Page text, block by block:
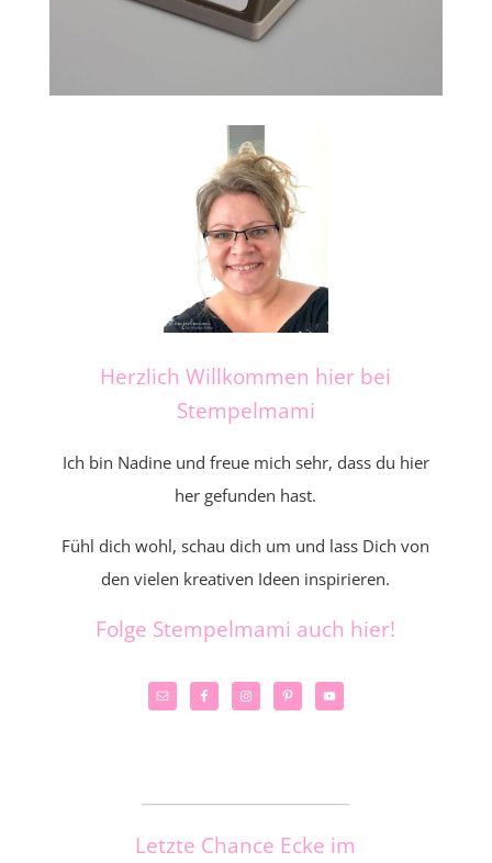
Herzlich Willkommen hier bei
Stempelmami
Ich bin Nadine und freue mich sehr, dass du hier
her gefunden hast.
Fühl dich wohl, schau dich um und lass Dich von
den vielen kreativen Ideen inspirieren.
Folge Stempelmami auch hier!
Letzte Chance Ecke im